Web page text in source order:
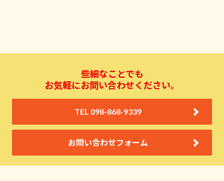
些細なことでも
お気軽にお問い合わせください。
TEL 098-868-9339
お問い合わせフォーム